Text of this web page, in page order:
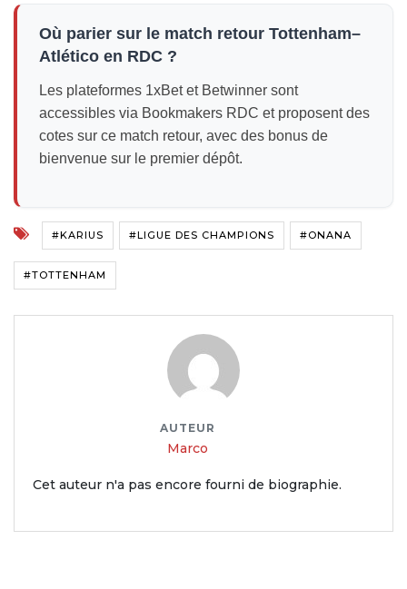
Où parier sur le match retour Tottenham–
Atlético en RDC ?
Les plateformes 1xBet et Betwinner sont
accessibles via Bookmakers RDC et proposent des
cotes sur ce match retour, avec des bonus de
bienvenue sur le premier dépôt.
#KARIUS #LIGUE DES CHAMPIONS #ONANA
#TOTTENHAM
AUTEUR
Marco
Cet auteur n'a pas encore fourni de biographie.